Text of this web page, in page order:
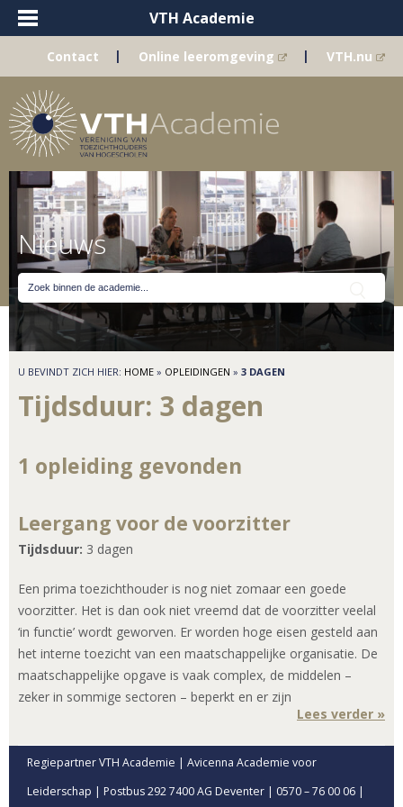
VTH Academie
Contact | Online leeromgeving | VTH.nu
Nieuws
U BEVINDT ZICH HIER: HOME » OPLEIDINGEN » 3 DAGEN
Tijdsduur: 3 dagen
1 opleiding gevonden
Leergang voor de voorzitter
Tijdsduur: 3 dagen
Een prima toezichthouder is nog niet zomaar een goede
voorzitter. Het is dan ook niet vreemd dat de voorzitter veelal
‘in functie’ wordt geworven. Er worden hoge eisen gesteld aan
het interne toezicht van een maatschappelijke organisatie. De
maatschappelijke opgave is vaak complex, de middelen –
zeker in sommige sectoren – beperkt en er zijn
Lees verder »
Regiepartner VTH Academie | Avicenna Academie voor
Leiderschap | Postbus 292 7400 AG Deventer | 0570 – 76 00 06 |